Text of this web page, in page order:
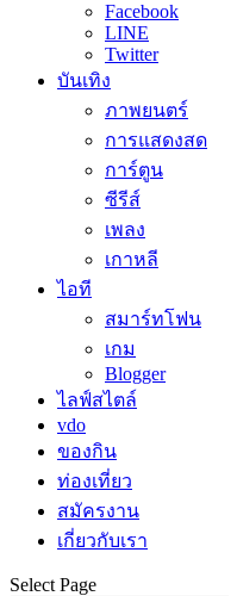
Facebook
LINE
Twitter
บันเทิง
ภาพยนตร์
การแสดงสด
การ์ตูน
ซีรีส์
เพลง
เกาหลี
ไอที
สมาร์ทโฟน
เกม
Blogger
ไลฟ์สไตล์
vdo
ของกิน
ท่องเที่ยว
สมัครงาน
เกี่ยวกับเรา
Select Page